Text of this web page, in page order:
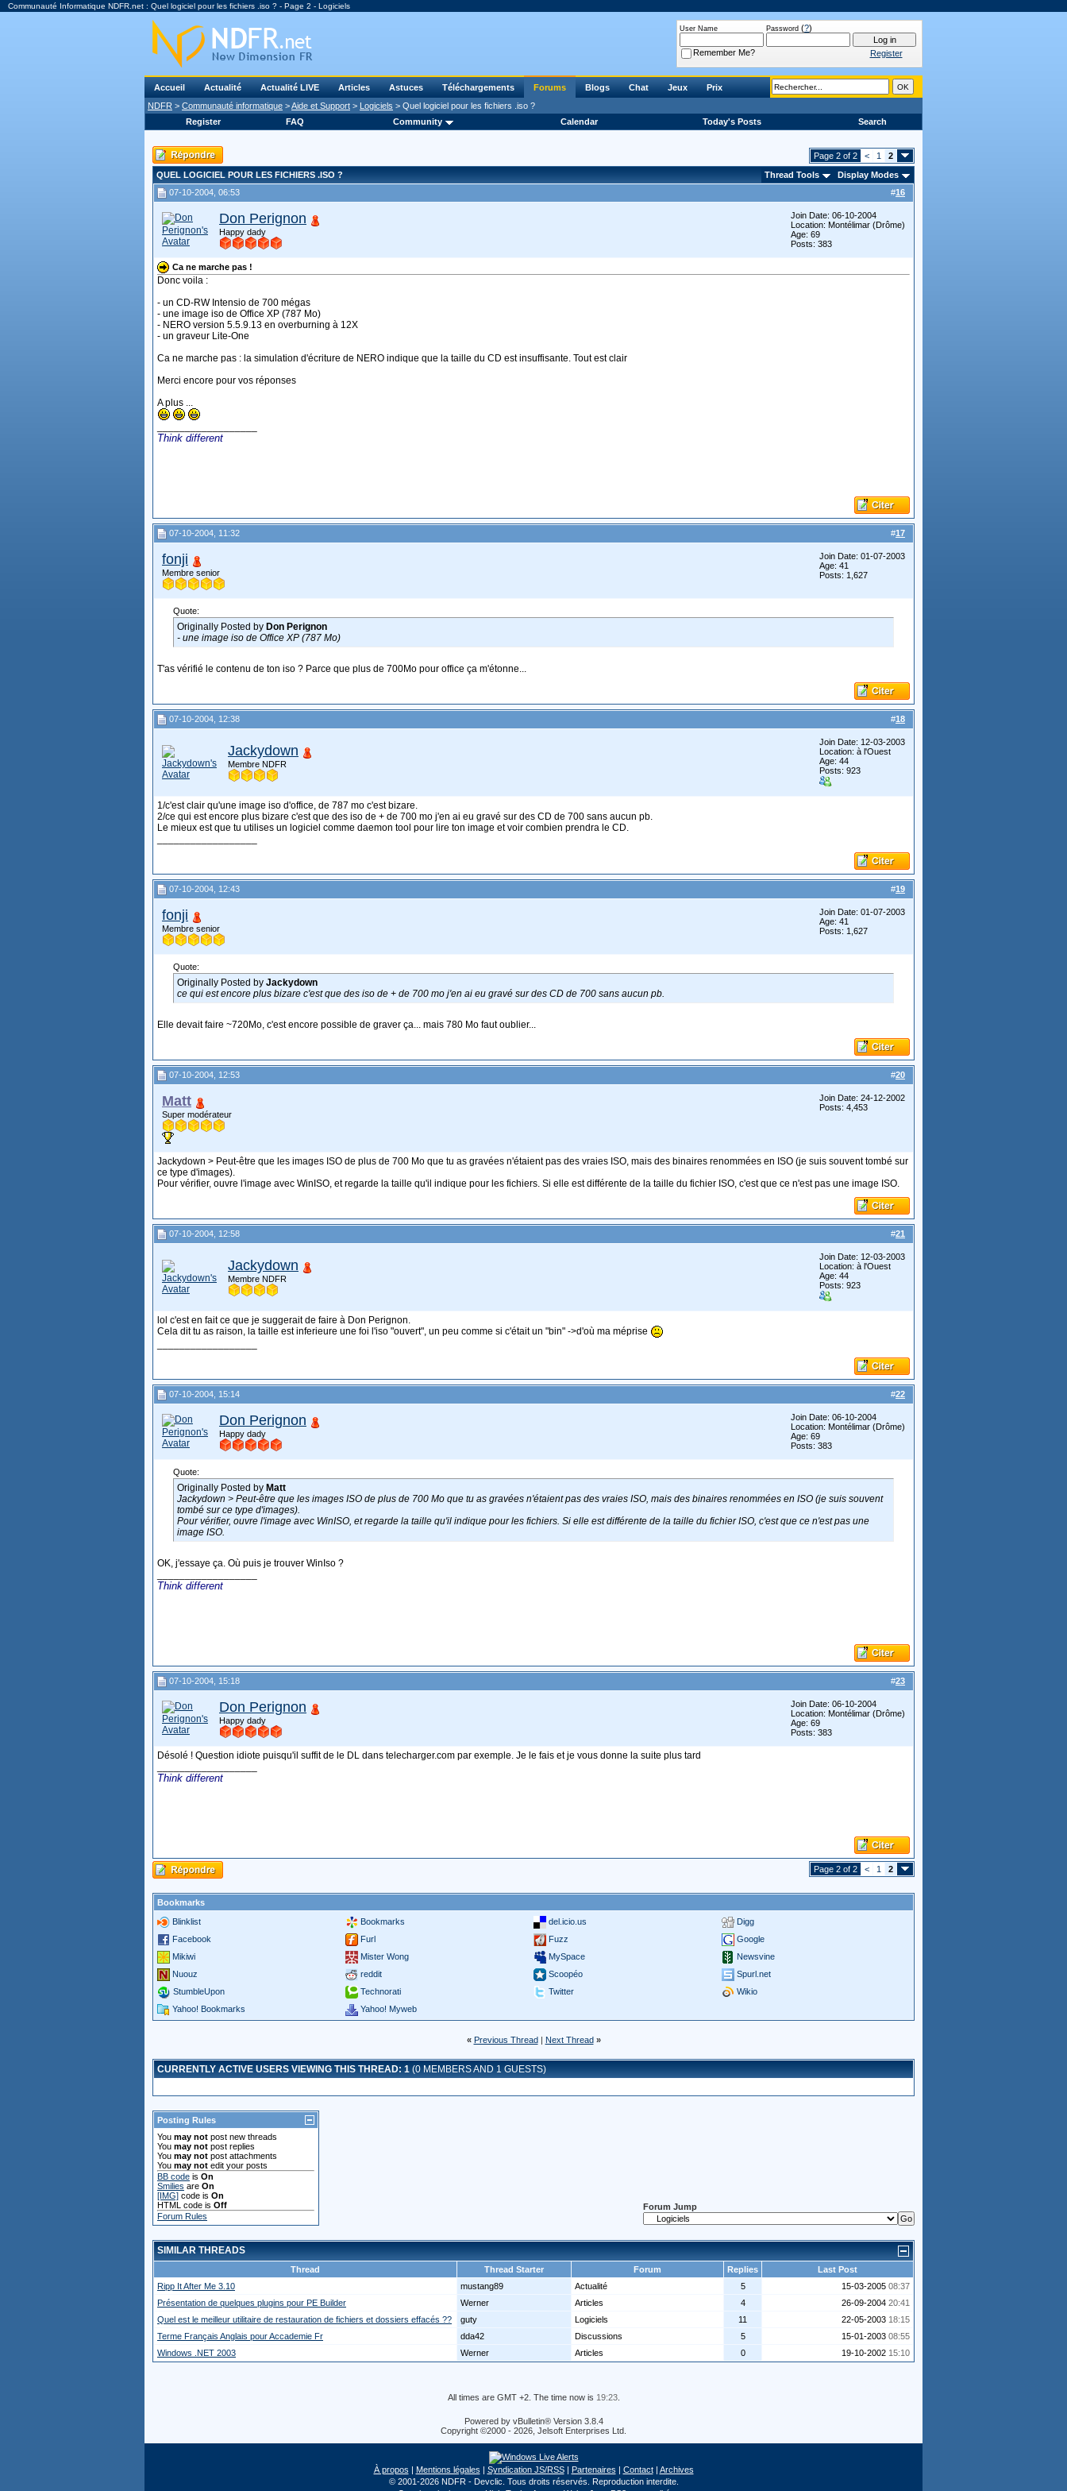
Communauté Informatique NDFR.net : Quel logiciel pour les fichiers .iso ? - Page 2 - Logiciels
Accueil Actualité Actualité LIVE Articles Astuces Téléchargements Forums Blogs Chat Jeux
Prix
NDFR > Communauté informatique >Aide et Support > Logiciels > Quel logiciel pour les fichiers .iso ?
Register
FAQ Community Calendar Today's Posts Search
User Name Password (?)
Remember Me? Register
Page 2 of 2 < 1
2
QUEL LOGICIEL POUR LES FICHIERS .ISO ?
Thread Tools
Display Modes
#16
07-10-2004, 06:53
Don Perignon
Happy dady
Join Date: 06-10-2004
Location: Montélimar (Drôme)
Age: 69
Posts: 383
Ca ne marche pas !
Donc voila :
- un CD-RW Intensio de 700 mégas
- une image iso de Office XP (787 Mo)
- NERO version 5.5.9.13 en overburning à 12X
- un graveur Lite-One
Ca ne marche pas : la simulation d'écriture de NERO indique que la taille du CD est insuffisante. Tout est clair
Merci encore pour vos réponses
A plus ...
Think different
#17
07-10-2004, 11:32
fonji
Membre senior
Join Date: 01-07-2003
Age: 41
Posts: 1,627
Quote:
Originally Posted by Don Perignon
- une image iso de Office XP (787 Mo)
T'as vérifié le contenu de ton iso ? Parce que plus de 700Mo pour office ça m'étonne...
#18
07-10-2004, 12:38
Jackydown
Membre NDFR
Join Date: 12-03-2003
Location: à l'Ouest
Age: 44
Posts: 923
1/c'est clair qu'une image iso d'office, de 787 mo c'est bizare.
2/ce qui est encore plus bizare c'est que des iso de + de 700 mo j'en ai eu gravé sur des CD de 700 sans aucun pb.
Le mieux est que tu utilises un logiciel comme daemon tool pour lire ton image et voir combien prendra le CD.
#19
07-10-2004, 12:43
fonji
Membre senior
Join Date: 01-07-2003
Age: 41
Posts: 1,627
Quote:
Originally Posted by Jackydown
ce qui est encore plus bizare c'est que des iso de + de 700 mo j'en ai eu gravé sur des CD de 700 sans aucun pb.
Elle devait faire ~720Mo, c'est encore possible de graver ça... mais 780 Mo faut oublier...
#20
07-10-2004, 12:53
Matt
Super modérateur
Join Date: 24-12-2002
Posts: 4,453
Jackydown > Peut-être que les images ISO de plus de 700 Mo que tu as gravées n'étaient pas des vraies ISO, mais des binaires renommées en ISO (je suis souvent tombé sur
ce type d'images).
Pour vérifier, ouvre l'image avec WinISO, et regarde la taille qu'il indique pour les fichiers. Si elle est différente de la taille du fichier ISO, c'est que ce n'est pas une image ISO.
#21
07-10-2004, 12:58
Jackydown
Membre NDFR
Join Date: 12-03-2003
Location: à l'Ouest
Age: 44
Posts: 923
lol c'est en fait ce que je suggerait de faire à Don Perignon.
Cela dit tu as raison, la taille est inferieure une foi l'iso "ouvert", un peu comme si c'était un "bin" ->d'où ma méprise
#22
07-10-2004, 15:14
Don Perignon
Happy dady
Join Date: 06-10-2004
Location: Montélimar (Drôme)
Age: 69
Posts: 383
Quote:
Originally Posted by Matt
Jackydown > Peut-être que les images ISO de plus de 700 Mo que tu as gravées n'étaient pas des vraies ISO, mais des binaires renommées en ISO (je suis souvent
tombé sur ce type d'images).
Pour vérifier, ouvre l'image avec WinISO, et regarde la taille qu'il indique pour les fichiers. Si elle est différente de la taille du fichier ISO, c'est que ce n'est pas une
image ISO.
OK, j'essaye ça. Où puis je trouver WinIso ?
Think different
#23
07-10-2004, 15:18
Don Perignon
Happy dady
Join Date: 06-10-2004
Location: Montélimar (Drôme)
Age: 69
Posts: 383
Désolé ! Question idiote puisqu'il suffit de le DL dans telecharger.com par exemple. Je le fais et je vous donne la suite plus tard
Think different
Page 2 of 2 < 1 2
Bookmarks
Blinklist
Bookmarks del.icio.us
Digg
Facebook
Furl Fuzz
Google
Mikiwi
Mister Wong MySpace
Newsvine
Nuouz
reddit Scoopéo
Spurl.net
StumbleUpon
Technorati Twitter
Wikio
Yahoo! Bookmarks
Yahoo! Myweb
« Previous Thread| Next Thread »
CURRENTLY ACTIVE USERS VIEWING THIS THREAD: 1 (0 MEMBERS AND 1 GUESTS)
Posting Rules
You may not post new threads
You may not post replies
You may not post attachments
You may not edit your posts
BB code is On
Smilies are On
[IMG] code is On
HTML code is Off
Forum Rules
Forum Jump
SIMILAR THREADS
Thread Thread Starter Forum Replies
Last Post
Ripp It After Me 3.10
mustang89 Actualité 5 15-03-2005 08:37
Présentation de quelques plugins pour PE Builder
Werner Articles 4 26-09-2004 20:41
Quel est le meilleur utilitaire de restauration de fichiers et dossiers effacés ??
guty Logiciels 11 22-05-2003 18:15
Terme Français Anglais pour Accademie Fr
dda42 Discussions 5 15-01-2003 08:55
Windows .NET 2003
Werner Articles 0 19-10-2002 15:10
All times are GMT +2. The time now is 19:23.
Powered by vBulletin® Version 3.8.4
Copyright ©2000 - 2026, Jelsoft Enterprises Ltd.
À propos | Mentions légales | Syndication JS/RSS| Partenaires | Contact| Archives
© 2001-2026 NDFR - Devclic. Tous droits réservés. Reproduction interdite.